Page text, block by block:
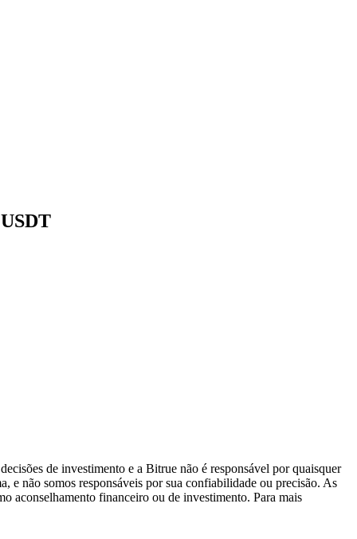
de investimento e a Bitrue não é responsável por quaisquer
e não somos responsáveis por sua confiabilidade ou precisão. As
aconselhamento financeiro ou de investimento. Para mais